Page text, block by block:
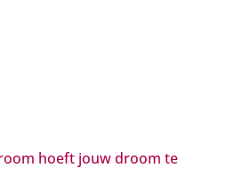
hoeft jouw droom te